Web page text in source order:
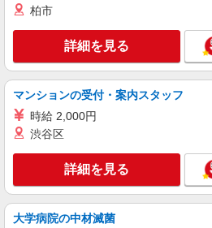
介護管理職（施設
定額時間外手当
キープ
派遣社員
柏市
詳細を見る
マンションの受付・案内スタッフ
時給 2,000円
渋谷区
詳細を見る
大学病院の中材滅菌